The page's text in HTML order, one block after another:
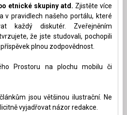
etnické skupiny atd. Zjistěte více
v pravidlech našeho portálu, které
každý diskutér. Zveřejněním
že jste studovali, pochopili
plnou zodpovědnost.
Prostoru na plochu mobilu či
jsou většinou ilustrační. Ne
vyjadřovat názor redakce.